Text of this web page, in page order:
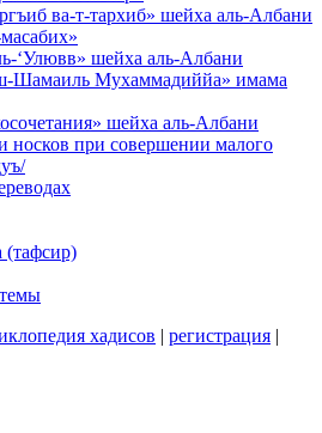
ва-т-тархиб» шейха аль-Албани
‘Улювв» шейха аль-Албани
Шамаиль Мухаммадиййа» имама
шейха аль-Албани
носков при совершении малого
(тафсир)
хадисов | регистрация |